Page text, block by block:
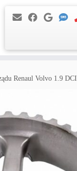
Renaul Volvo 1.9